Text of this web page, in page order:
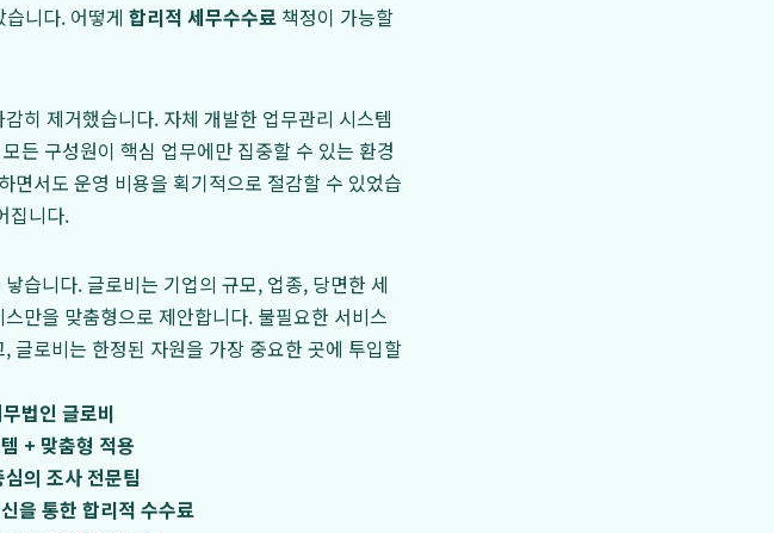
니다. 어떻게 합리적 세무수수료 책정이 가능할
히 제거했습니다. 자체 개발한 업무관리 시스템
든 구성원이 핵심 업무에만 집중할 수 있는 환경
면서도 운영 비용을 획기적으로 절감할 수 있었습
집니다.
습니다. 글로비는 기업의 규모, 업종, 당면한 세
만을 맞춤형으로 제안합니다. 불필요한 서비스
글로비는 한정된 자원을 가장 중요한 곳에 투입할
법인 글로비
+ 맞춤형 적용
의 조사 전문팀
을 통한 합리적 수수료